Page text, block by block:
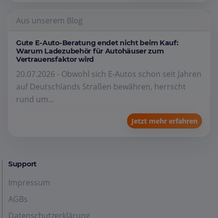
Aus unserem Blog
Gute E-Auto-Beratung endet nicht beim Kauf:
Warum Ladezubehör für Autohäuser zum
Vertrauensfaktor wird
20.07.2026 - Obwohl sich E-Autos schon seit Jahren
auf Deutschlands Straßen bewähren, herrscht
rund um...
Jetzt mehr erfahren
Support
Impressum
AGBs
Datenschutzerklärung